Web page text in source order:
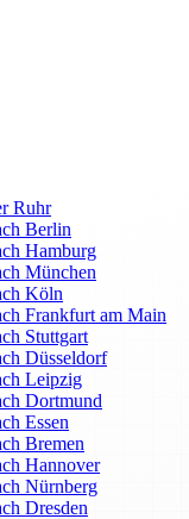
Ruhr
Berlin
Hamburg
München
Köln
Frankfurt am Main
Stuttgart
Düsseldorf
Leipzig
Dortmund
Essen
Bremen
Hannover
Nürnberg
Dresden